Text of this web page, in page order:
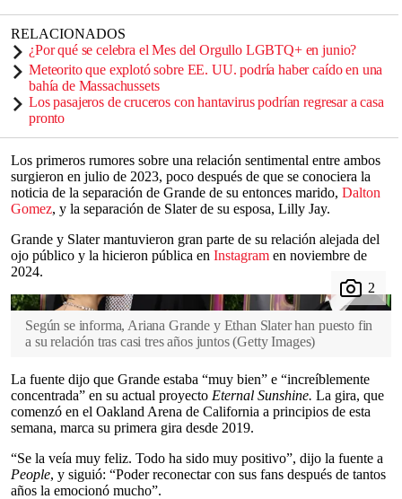
RELACIONADOS
¿Por qué se celebra el Mes del Orgullo LGBTQ+ en junio?
Meteorito que explotó sobre EE. UU. podría haber caído en una
bahía de Massachussets
Los pasajeros de cruceros con hantavirus podrían regresar a casa
pronto
Los primeros rumores sobre una relación sentimental entre ambos
surgieron en julio de 2023, poco después de que se conociera la
noticia de la separación de Grande de su entonces marido, Dalton
Gomez, y la separación de Slater de su esposa, Lilly Jay.
Grande y Slater mantuvieron gran parte de su relación alejada del
ojo público y la hicieron pública en Instagram en noviembre de
2024.
Según se informa, Ariana Grande y Ethan Slater han puesto fin
a su relación tras casi tres años juntos (Getty Images)
La fuente dijo que Grande estaba “muy bien” e “increíblemente
concentrada” en su actual proyecto Eternal Sunshine. La gira, que
comenzó en el Oakland Arena de California a principios de esta
semana, marca su primera gira desde 2019.
“Se la veía muy feliz. Todo ha sido muy positivo”, dijo la fuente a
People, y siguió: “Poder reconectar con sus fans después de tantos
años la emocionó mucho”.